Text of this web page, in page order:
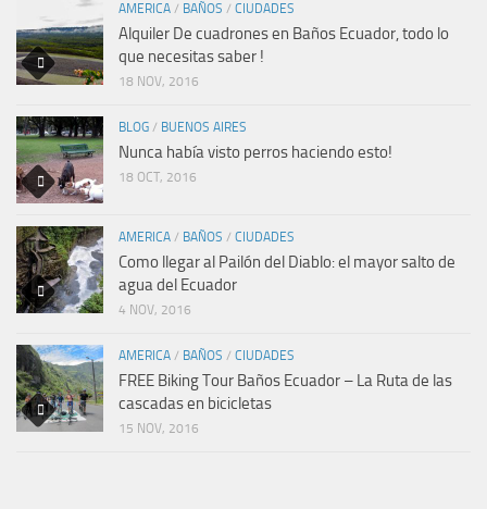
AMERICA / BAÑOS / CIUDADES
Alquiler De cuadrones en Baños Ecuador, todo lo
que necesitas saber !
18 NOV, 2016
BLOG / BUENOS AIRES
Nunca había visto perros haciendo esto!
18 OCT, 2016
AMERICA / BAÑOS / CIUDADES
Como llegar al Pailón del Diablo: el mayor salto de
agua del Ecuador
4 NOV, 2016
AMERICA / BAÑOS / CIUDADES
FREE Biking Tour Baños Ecuador – La Ruta de las
cascadas en bicicletas
15 NOV, 2016